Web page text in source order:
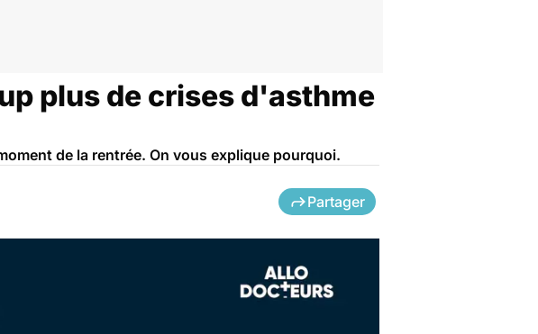
plus de crises d'asthme
de la rentrée. On vous explique pourquoi.
Partager